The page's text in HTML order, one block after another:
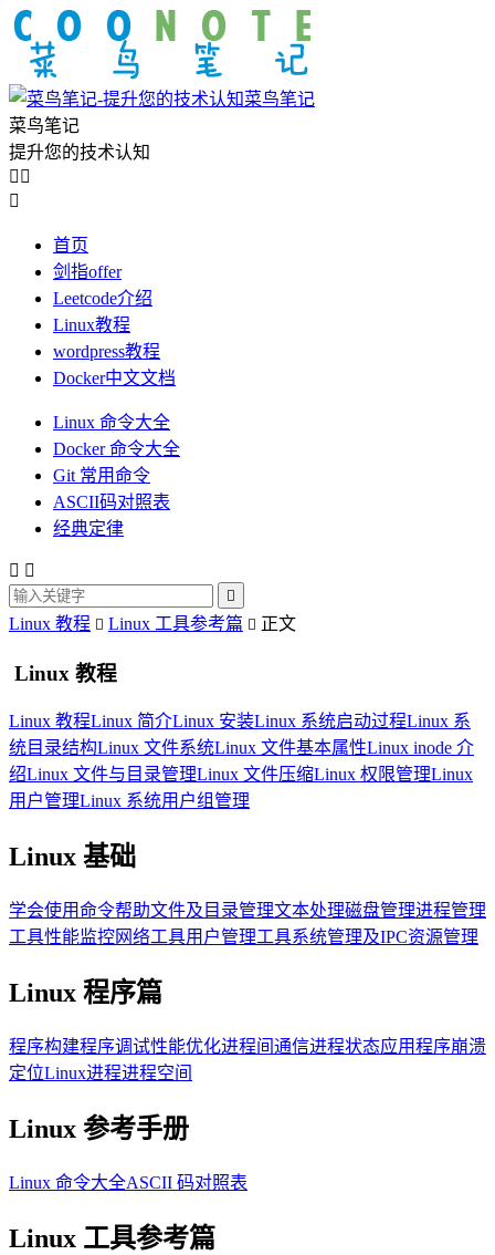
菜鸟笔记
菜鸟笔记
提升您的技术认知
 

首页
剑指offer
Leetcode介绍
Linux教程
wordpress教程
Docker中文文档
Linux 命令大全
Docker 命令大全
Git 常用命令
ASCII码对照表
经典定律
 

Linux 教程  Linux 工具参考篇  正文
Linux 教程
Linux 教程Linux 简介Linux 安装Linux 系统启动过程Linux 系
统目录结构Linux 文件系统Linux 文件基本属性Linux inode 介
绍Linux 文件与目录管理Linux 文件压缩Linux 权限管理Linux
用户管理Linux 系统用户组管理
Linux 基础
学会使用命令帮助文件及目录管理文本处理磁盘管理进程管理
工具性能监控网络工具用户管理工具系统管理及IPC资源管理
Linux 程序篇
程序构建程序调试性能优化进程间通信进程状态应用程序崩溃
定位Linux进程进程空间
Linux 参考手册
Linux 命令大全ASCII 码对照表
Linux 工具参考篇